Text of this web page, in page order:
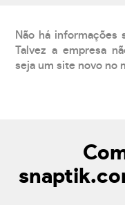
Não há informações
Talvez a empresa
seja um site novo no